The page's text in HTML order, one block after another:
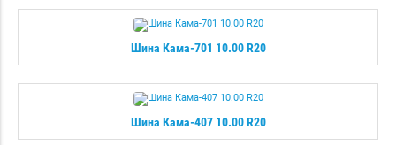
Шина Кама-701 10.00 R20
Шина Кама-407 10.00 R20